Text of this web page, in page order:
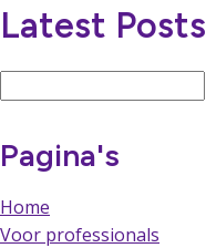
Latest Posts
Pagina's
Home
Voor professionals